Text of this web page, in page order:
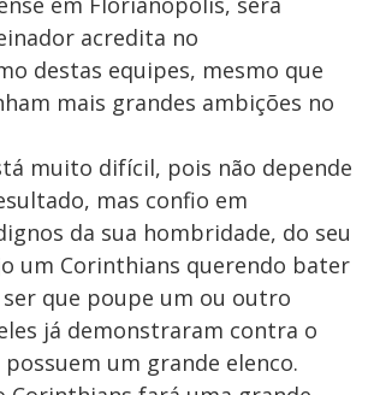
acredita no
destas equipes, mesmo que
mais grandes ambições no
muito difícil, pois não depende
mas confio em
da sua hombridade, do seu
um Corinthians querendo bater
ser que poupe um ou outro
já demonstraram contra o
possuem um grande elenco.